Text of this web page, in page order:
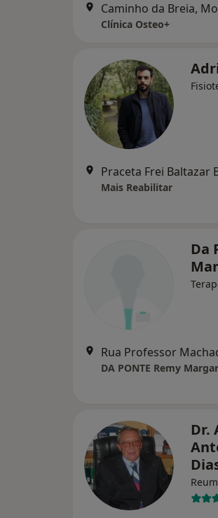
Caminho da Breia,
Clínica Osteo+
Mais Reabilitar
Da
DA PONTE Remy
Dr.